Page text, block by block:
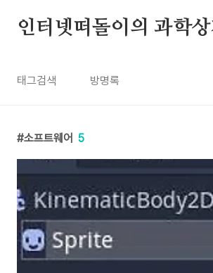
인터넷떠돌이의 과학
태그검색 방명록
소프트웨어 5